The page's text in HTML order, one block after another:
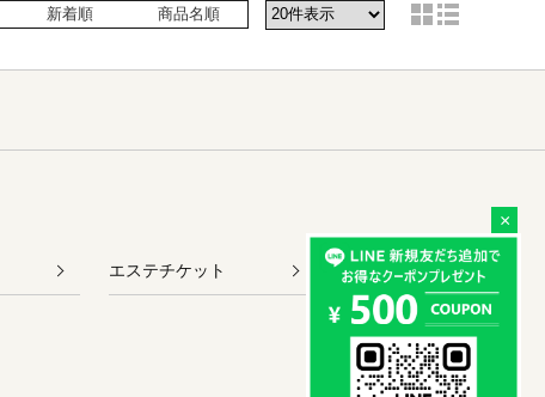
新着順 商品名順
×
エステチケット